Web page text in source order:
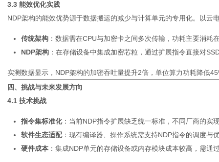
3.3 能效优化实践
NDP架构的能效优势源于数据搬运的减少与计算单元的专用化。以云
传统架构 ：数据需在CPU与加密卡之间多次传输，功耗主要消耗
NDP架构 ：在存储设备中集成加密芯粒，通过扩展指令直接对
实测数据显示，NDP架构的加密吞吐量提升2倍，单位算力功耗降低
四、挑战与未来发展方向
4.1 技术挑战
指令集标准化：当前NDP指令扩展缺乏统一标准，不同厂商的实
软件生态适配：现有编译器、操作系统需支持NDP指令的调度与
硬件成本 ：集成NDP单元的存储设备或内存模块成本较高，需通